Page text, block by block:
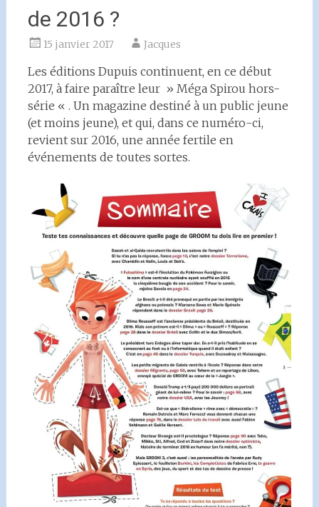
de 2016 ?
15 janvier 2017 Jacques
Les éditions Dupuis continuent, en ce début
2017, à faire paraître leur » Méga Spirou hors-
série « . Un magazine destiné à un public jeune
(et moins jeune), et qui, dans ce numéro-ci,
revient sur 2016, une année fertile en
événements de toutes sortes.